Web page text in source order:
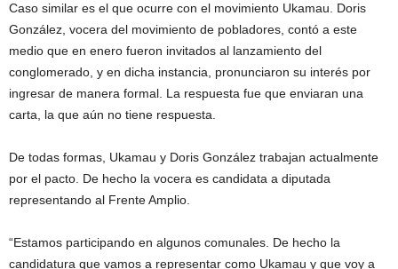
Caso similar es el que ocurre con el movimiento Ukamau. Doris
González, vocera del movimiento de pobladores, contó a este
medio que en enero fueron invitados al lanzamiento del
conglomerado, y en dicha instancia, pronunciaron su interés por
ingresar de manera formal. La respuesta fue que enviaran una
carta, la que aún no tiene respuesta.
De todas formas, Ukamau y Doris González trabajan actualmente
por el pacto. De hecho la vocera es candidata a diputada
representando al Frente Amplio.
“Estamos participando en algunos comunales. De hecho la
candidatura que vamos a representar como Ukamau y que voy a